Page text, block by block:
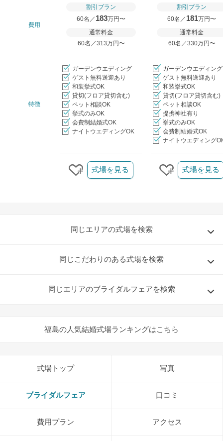
費用
割引プラン
60名／ 183万円〜
通常料金
60名／313万円〜
割引プラン
60名／ 181万円〜
通常料金
60名／330万円〜
特徴
ガーデンウエディング
ゲスト無料送迎あり
和装挙式OK
貸切(フロア貸切含む)
ペット相談OK
挙式のみOK
会費制結婚式OK
ナイトウエディングOK
ガーデンウエディング
ゲスト無料送迎あり
和装挙式OK
貸切(フロア貸切含む)
ペット相談OK
提携神社有り
挙式のみOK
会費制結婚式OK
ナイトウエディング
クリップする
式場を見る
クリップする
式場を見る
同じエリアの式場を検索
同じこだわりのある式場を検索
同じエリアのブライダルフェアを検索
福島の人気結婚式場ランキングはこちら
式場トップ 写真
ブライダルフェア 口コミ
費用プラン アクセス